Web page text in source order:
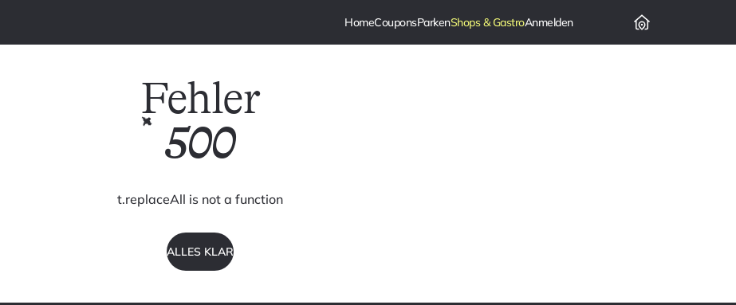
Fehler
500
t.replaceAll is not a function
ALLES KLAR